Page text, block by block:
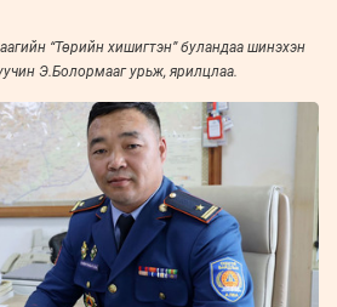
“Төрийн хишигтэн” буландаа шинэхэн
Э.Болормааг урьж, ярилцлаа.